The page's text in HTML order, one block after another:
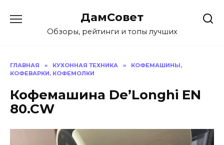
содержанию
ДамСовет
Обзоры, рейтинги и топы лучших
ГЛАВНАЯ » КУХОННАЯ ТЕХНИКА »
КОФЕМАШИНЫ,
КОФЕВАРКИ, КОФЕМОЛКИ
Кофемашина De’Longhi EN
80.CW